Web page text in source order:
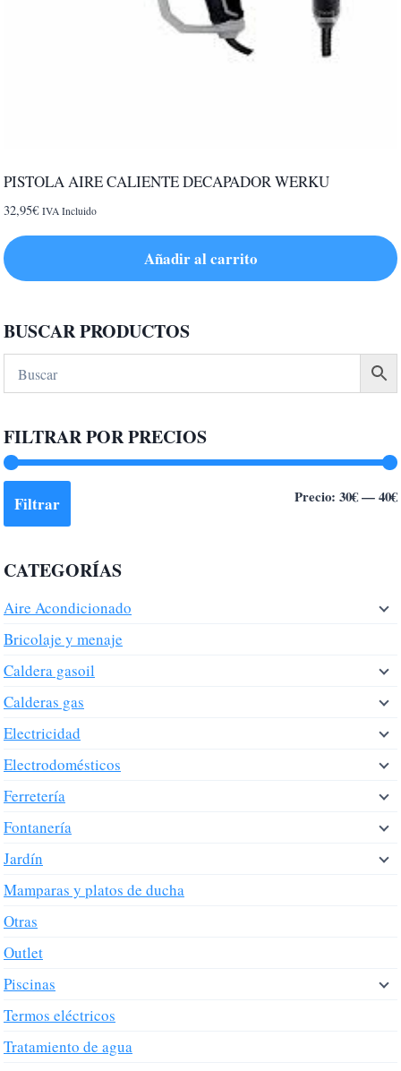
PISTOLA AIRE CALIENTE DECAPADOR WERKU
32,95€ IVA Incluido
Añadir al carrito
BUSCAR PRODUCTOS
FILTRAR POR PRECIOS
Filtrar Precio: 30€—40€
CATEGORÍAS
Aire Acondicionado
Bricolaje y menaje
Caldera gasoil
Calderas gas
Electricidad
Electrodomésticos
Ferretería
Fontanería
Jardín
Mamparas y platos de ducha
Otras
Outlet
Piscinas
Termos eléctricos
Tratamiento de agua